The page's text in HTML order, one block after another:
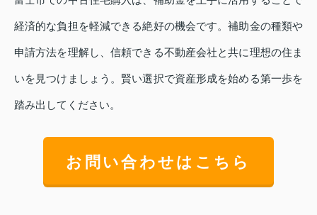
経済的な負担を軽減できる絶好の機会です。補助金の種類や
申請方法を理解し、信頼できる不動産会社と共に理想の住ま
いを見つけましょう。賢い選択で資産形成を始める第一歩を
踏み出してください。
お問い合わせはこちら